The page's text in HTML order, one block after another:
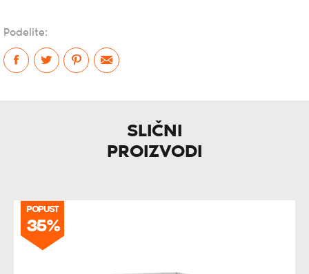
Podelite:
SLIČNI
PROIZVODI
POPUST
35%